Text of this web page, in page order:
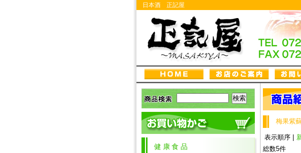
日本酒 正記屋
梅果紫
表示順序
総数5件
健康食品